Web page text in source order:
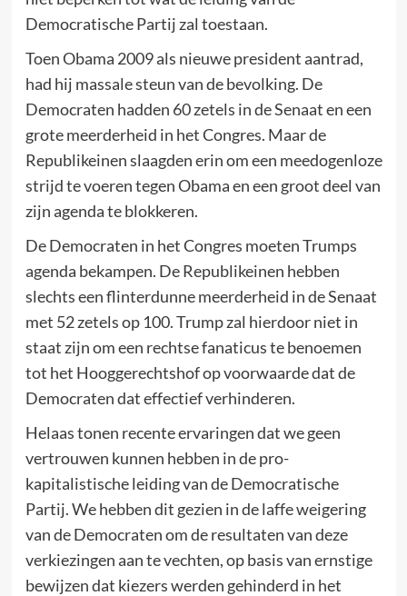
Democratische Partij zal toestaan.
Toen Obama 2009 als nieuwe president aantrad,
had hij massale steun van de bevolking. De
Democraten hadden 60 zetels in de Senaat en een
grote meerderheid in het Congres. Maar de
Republikeinen slaagden erin om een meedogenloze
strijd te voeren tegen Obama en een groot deel van
zijn agenda te blokkeren.
De Democraten in het Congres moeten Trumps
agenda bekampen. De Republikeinen hebben
slechts een flinterdunne meerderheid in de Senaat
met 52 zetels op 100. Trump zal hierdoor niet in
staat zijn om een rechtse fanaticus te benoemen
tot het Hooggerechtshof op voorwaarde dat de
Democraten dat effectief verhinderen.
Helaas tonen recente ervaringen dat we geen
vertrouwen kunnen hebben in de pro-
kapitalistische leiding van de Democratische
Partij. We hebben dit gezien in de laffe weigering
van de Democraten om de resultaten van deze
verkiezingen aan te vechten, op basis van ernstige
bewijzen dat kiezers werden gehinderd in het